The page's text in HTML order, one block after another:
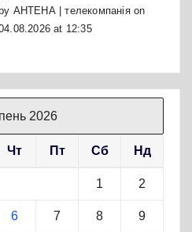
by АНТЕНА | телекомпаніяon
at 12:35
2026
Чт Пт Сб Нд
1 2
6 7 8 9